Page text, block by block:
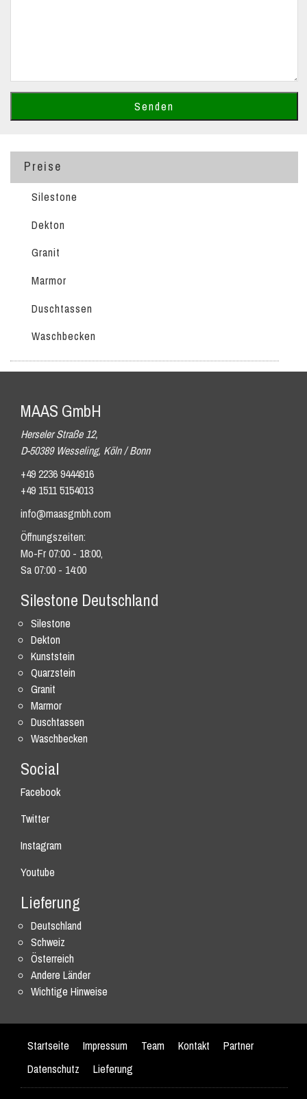
Preise
Silestone
Dekton
Granit
Marmor
Duschtassen
Waschbecken
MAAS GmbH
Herseler Straße 12,
D-50389 Wesseling, Köln / Bonn
+49 2236 9444916
+49 1511 5154013
info@maasgmbh.com
Öffnungszeiten:
Mo-Fr 07:00 - 18:00,
Sa 07:00 - 14:00
Silestone Deutschland
Silestone
Dekton
Kunststein
Quarzstein
Granit
Marmor
Duschtassen
Waschbecken
Social
Facebook
Twitter
Instagram
Youtube
Lieferung
Deutschland
Schweiz
Österreich
Andere Länder
Wichtige Hinweise
Startseite Impressum Team Kontakt
Partner
Datenschutz
Lieferung